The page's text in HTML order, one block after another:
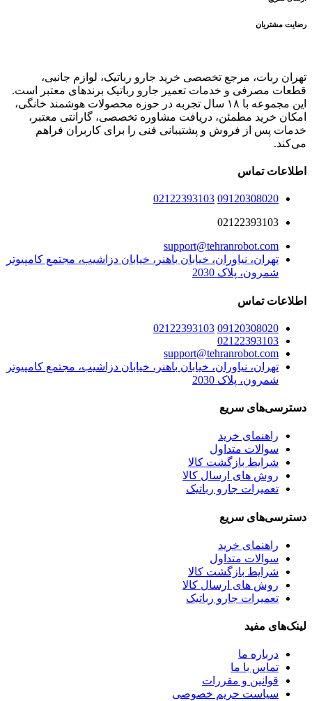
رضایت مشتریان
تهران ربات، مرجع تخصصی خرید جارو رباتیک، لوازم جانبی،
قطعات مصرفی و خدمات تعمیر جارو رباتیک برندهای معتبر است.
این مجموعه با ۱۸ سال تجربه در حوزه محصولات هوشمند خانگی،
امکان خرید مطمئن، دریافت مشاوره تخصصی، گارانتی معتبر،
خدمات پس از فروش و پشتیبانی فنی را برای کاربران فراهم
می‌کند.
اطلاعات تماس
09120308020
02122393103
02122393103
support@tehranrobot.com
تهران، نیاوران، خیابان باهنر، خیابان دزاشیب، مجتمع کامپیوتر
شمرون، پلاک 2030
اطلاعات تماس
09120308020
02122393103
02122393103
support@tehranrobot.com
تهران، نیاوران، خیابان باهنر، خیابان دزاشیب، مجتمع کامپیوتر
شمرون، پلاک 2030
دسترسی‌های سریع
راهنمای خرید
سوالات متداول
شرایط بازگشت کالا
روش های ارسال کالا
تعمیرات جارو رباتیک
دسترسی‌های سریع
راهنمای خرید
سوالات متداول
شرایط بازگشت کالا
روش های ارسال کالا
تعمیرات جارو رباتیک
لینک‌های مفید
درباره ما
تماس با ما
قوانین و مقررات
سیاست حریم خصوصی